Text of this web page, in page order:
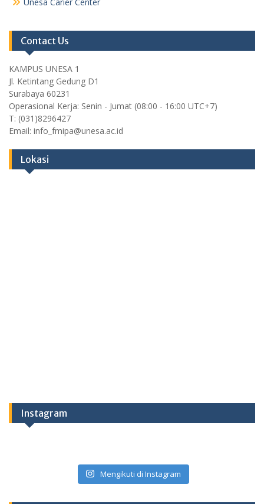
Contact Us
KAMPUS UNESA 1
Jl. Ketintang Gedung D1
Surabaya 60231
Operasional Kerja: Senin - Jumat (08:00 - 16:00 UTC+7)
T: (031)8296427
Email: info_fmipa@unesa.ac.id
Lokasi
Instagram
Mengikuti di Instagram